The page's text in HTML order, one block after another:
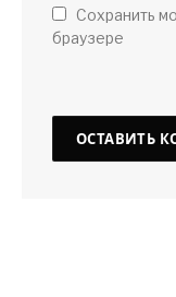
Сохранить
браузере